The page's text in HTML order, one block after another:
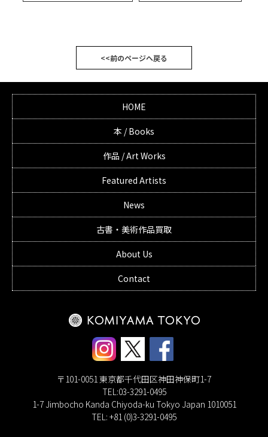
<<前のページへ戻る
HOME
本 / Books
作品 / Art Works
Featured Artists
News
古書・美術作品買取
About Us
Contact
〒101-0051 東京都千代田区神田神保町1-7
TEL:03-3291-0495
1-7 Jimbocho Kanda Chiyoda-ku Tokyo Japan 1010051
TEL: +81 (0)3-3291-0495